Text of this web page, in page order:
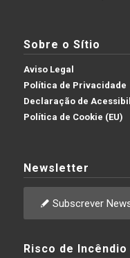
Sobre o Sítio
Aviso Legal
Política de Privacidade
Declaração de
Política de Cookie (EU)
Newsletter
Subscrever
Risco de Incêndio